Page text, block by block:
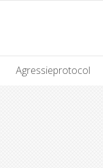
Agressieprotocol